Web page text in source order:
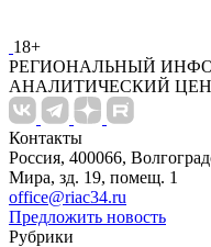
18+
РЕГИОНАЛЬНЫЙ
АНАЛИТИЧЕСКИЙ
Контакты
Россия, 400066,
Мира, зд. 19, помещ. 1
office@riac34.ru
Предложить новость
Рубрики